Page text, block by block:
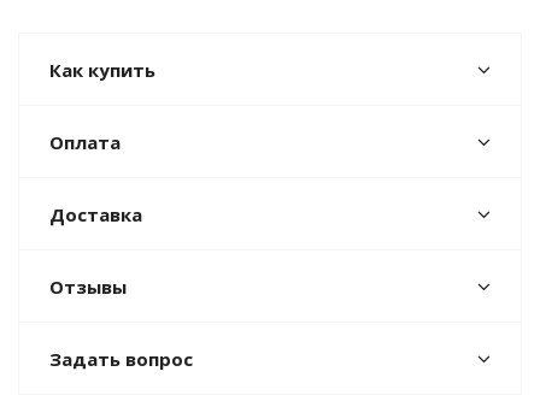
Как купить
Оплата
Доставка
Отзывы
Задать вопрос